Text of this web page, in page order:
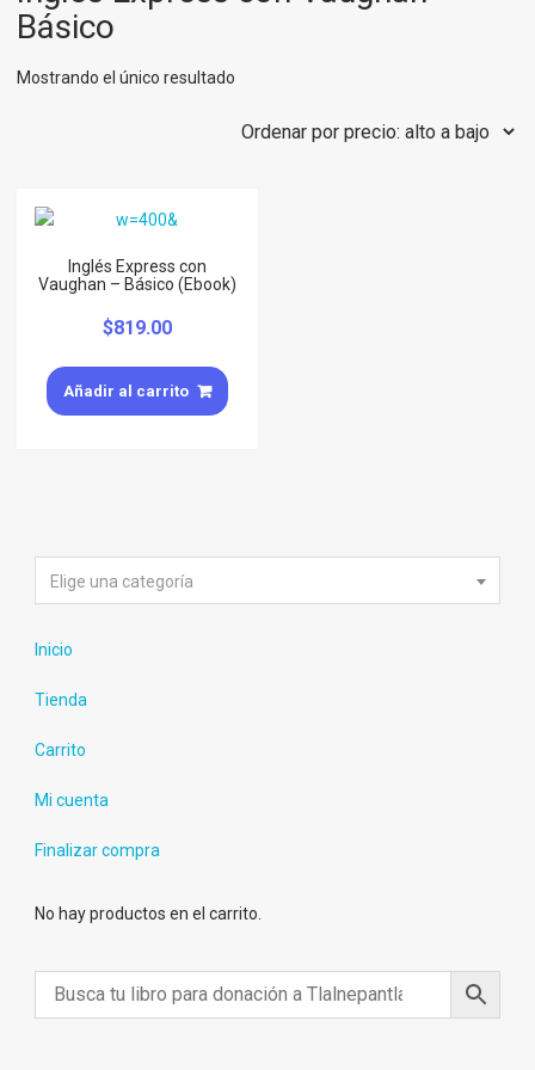
Básico
Mostrando el único resultado
Inglés Express con
Vaughan – Básico (Ebook)
$819.00
Añadir al carrito
Elige una categoría
Inicio
Tienda
Carrito
Mi cuenta
Finalizar compra
No hay productos en el carrito.